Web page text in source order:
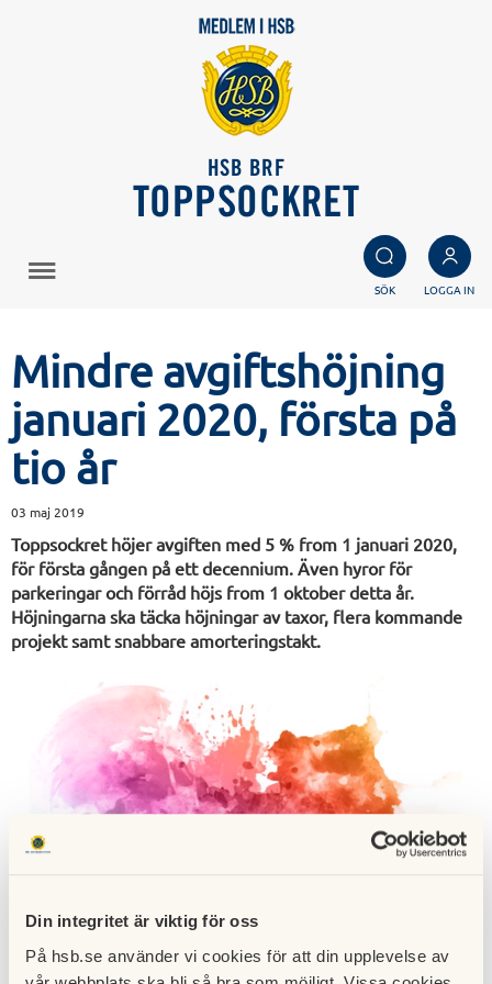
Din integritet är viktig för oss
På hsb.se använder vi cookies för att din upplevelse av
HSB BRF
TOPPSOCKRET
SÖK LOGGA IN
Mindre avgiftshöjning
januari 2020, första på
tio år
03 maj 2019
Toppsockret höjer avgiften med 5 % from 1 januari 2020,
för första gången på ett decennium. Även hyror för
parkeringar och förråd höjs from 1 oktober detta år.
Höjningarna ska täcka höjningar av taxor, flera kommande
projekt samt snabbare amorteringstakt.